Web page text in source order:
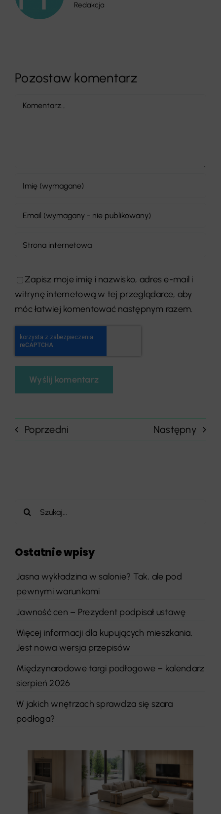
Redakcja
Pozostaw komentarz
Comment
Zapisz moje imię i nazwisko, adres e-mail i
witrynę internetową w tej przeglądarce, aby
móc łatwiej komentować następnym razem.
Poprzedni Następny
Szukaj
Ostatnie wpisy
Jasna wykładzina w salonie? Tak, ale pod
pewnymi warunkami
Jawność cen – Prezydent podpisał ustawę
Więcej informacji dla kupujących mieszkania.
Jest nowa wersja przepisów
Międzynarodowe targi podłogowe – kalendarz
sierpień 2026
W jakich wnętrzach sprawdza się szara
podłoga?